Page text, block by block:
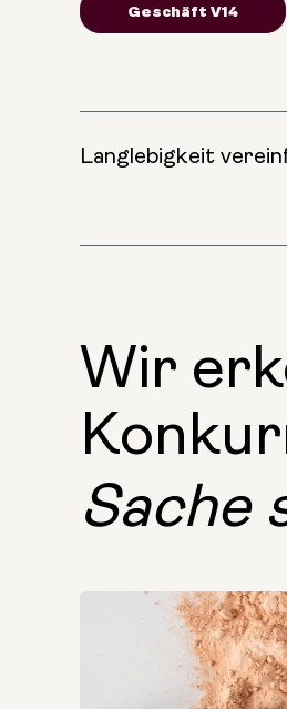
Geschäft V14
Langlebigkeit
Wir
Sache